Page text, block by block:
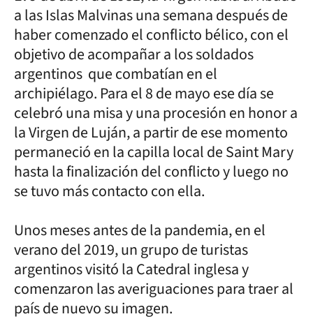
a las Islas Malvinas una semana después de
haber comenzado el conflicto bélico, con el
objetivo de acompañar a los soldados
argentinos que combatían en el
archipiélago. Para el 8 de mayo ese día se
celebró una misa y una procesión en honor a
la Virgen de Luján, a partir de ese momento
permaneció en la capilla local de Saint Mary
hasta la finalización del conflicto y luego no
se tuvo más contacto con ella.
Unos meses antes de la pandemia, en el
verano del 2019, un grupo de turistas
argentinos visitó la Catedral inglesa y
comenzaron las averiguaciones para traer al
país de nuevo su imagen.